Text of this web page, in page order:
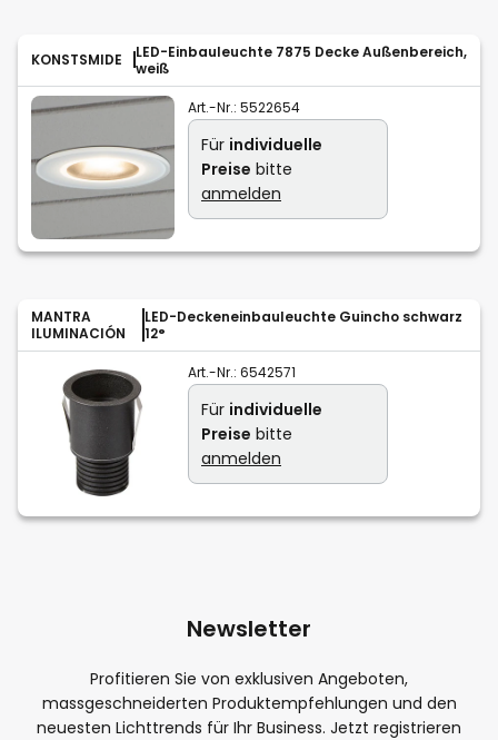
KONSTSMIDE
LED-Einbauleuchte 7875 Decke Außenbereich,
weiß
Art.-Nr.: 5522654
Für individuelle
Preise bitte
anmelden
MANTRA
ILUMINACIÓN
LED-Deckeneinbauleuchte Guincho schwarz
12°
Art.-Nr.: 6542571
Für individuelle
Preise bitte
anmelden
Newsletter
Profitieren Sie von exklusiven Angeboten,
massgeschneiderten Produktempfehlungen und den
neuesten Lichttrends für Ihr Business. Jetzt registrieren